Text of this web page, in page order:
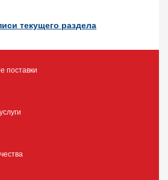
текущего раздела
поставки